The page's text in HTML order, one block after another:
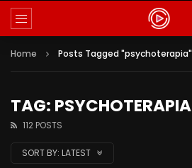
Home Posts Tagged "psychoterapia"
TAG: PSYCHOTERAPIA
112 POSTS
SORT BY: LATEST